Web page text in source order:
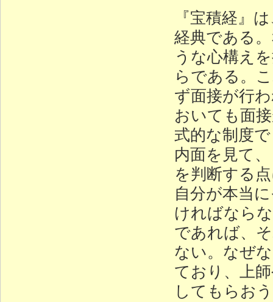
『宝積経』
経典である
うな心構え
らである。
ず面接が行
おいても面
式的な制度
内面を見て
を判断する
自分が本当
ければなら
であれば、
ない。なぜ
ており、上
してもらお